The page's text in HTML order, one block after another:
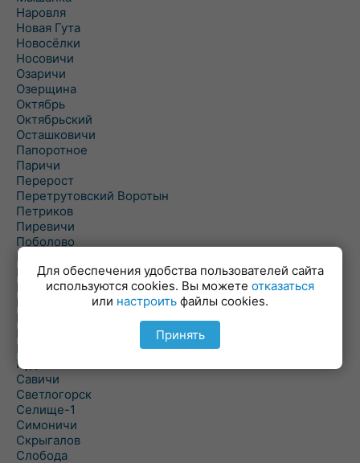
Наровля
Новая Гута
Новосёлки
Носовичи
Озаричи
Озерщина
Октябрь
Октябрьский
Осташковичи
Папоротное
Паричи
Перерост
Перетрутовский Воротын
Петриков
Пиревичи
Поболово
Поколюбичи
Полесье
Птичь
Речица
Ровенская Слобода
Рогачев
Рогинь
Рудня
Савичи
Светлогорск
Селище-1
Симоничи
Скрыгалов
Слобода
Для обеспечения удобства пользователей сайта
используются cookies. Вы можете отказаться
или настроить файлы cookies.
Принять